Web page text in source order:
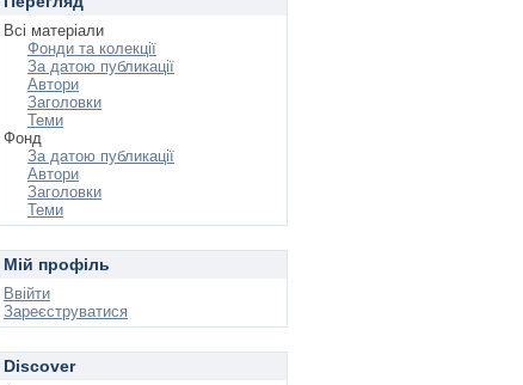
Всі матеріали
Фонди та колекції
За датою публикації
Автори
Заголовки
Теми
Фонд
За датою публикації
Автори
Заголовки
Теми
Мій профіль
Ввійти
Зареєструватися
Discover